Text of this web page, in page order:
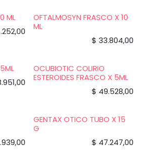
ML
OFTALMOSYN FRASCO X 10
ML
$ 33.804,00
OCUBIOTIC COLIRIO
ESTEROIDES FRASCO X 5ML
$ 49.528,00
GENTAX OTICO TUBO X 15
G
$ 47.247,00